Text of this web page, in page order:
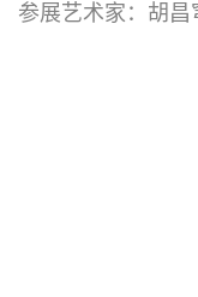
参展艺术家： 胡昌